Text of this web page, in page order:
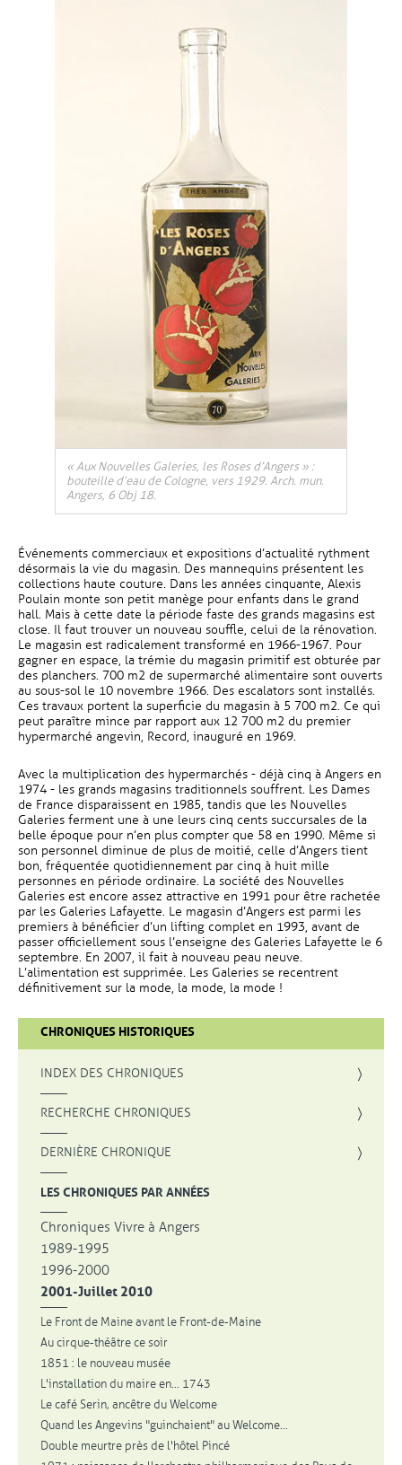
« Aux Nouvelles Galeries, les Roses d’Angers » :
bouteille d’eau de Cologne, vers 1929. Arch. mun.
Angers, 6 Obj 18.
Événements commerciaux et expositions d’actualité rythment
désormais la vie du magasin. Des mannequins présentent les
collections haute couture. Dans les années cinquante, Alexis
Poulain monte son petit manège pour enfants dans le grand
hall. Mais à cette date la période faste des grands magasins est
close. Il faut trouver un nouveau souffle, celui de la rénovation.
Le magasin est radicalement transformé en 1966-1967. Pour
gagner en espace, la trémie du magasin primitif est obturée par
des planchers. 700 m2 de supermarché alimentaire sont ouverts
au sous-sol le 10 novembre 1966. Des escalators sont installés.
Ces travaux portent la superficie du magasin à 5 700 m2. Ce qui
peut paraître mince par rapport aux 12 700 m2 du premier
hypermarché angevin, Record, inauguré en 1969.
Avec la multiplication des hypermarchés - déjà cinq à Angers en
1974 - les grands magasins traditionnels souffrent. Les Dames
de France disparaissent en 1985, tandis que les Nouvelles
Galeries ferment une à une leurs cinq cents succursales de la
belle époque pour n’en plus compter que 58 en 1990. Même si
son personnel diminue de plus de moitié, celle d’Angers tient
bon, fréquentée quotidiennement par cinq à huit mille
personnes en période ordinaire. La société des Nouvelles
Galeries est encore assez attractive en 1991 pour être rachetée
par les Galeries Lafayette. Le magasin d’Angers est parmi les
premiers à bénéficier d’un lifting complet en 1993, avant de
passer officiellement sous l’enseigne des Galeries Lafayette le 6
septembre. En 2007, il fait à nouveau peau neuve.
L’alimentation est supprimée. Les Galeries se recentrent
définitivement sur la mode, la mode, la mode !
CHRONIQUES HISTORIQUES
INDEX DES CHRONIQUES
RECHERCHE CHRONIQUES , OUVRE UNE NOUVELLE FENÊTRE
DERNIÈRE CHRONIQUE
LES CHRONIQUES PAR ANNÉES
Chroniques Vivre à Angers
1989-1995
1996-2000
2001-Juillet 2010
Le Front de Maine avant le Front-de-Maine
Au cirque-théâtre ce soir
1851 : le nouveau musée
L'installation du maire en... 1743
Le café Serin, ancêtre du Welcome
Quand les Angevins "guinchaient" au Welcome...
Double meurtre près de l'hôtel Pincé